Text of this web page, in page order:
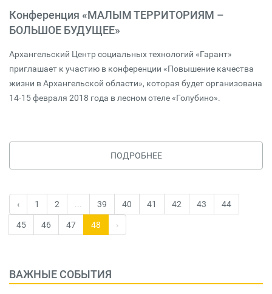
Конференция «МАЛЫМ ТЕРРИТОРИЯМ –
БОЛЬШОЕ БУДУЩЕЕ»
Архангельский Центр социальных технологий «Гарант»
приглашает к участию в конференции «Повышение качества
жизни в Архангельской области», которая будет организована
14-15 февраля 2018 года в лесном отеле «Голубино».
ПОДРОБНЕЕ
‹ 1 2 39 40 41 42 43 44
45 46 47 48 ›
ВАЖНЫЕ СОБЫТИЯ